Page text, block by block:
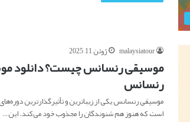
malaysiatour ژوئن 11, 2025
موسیقی رنسانس چیست؟ دانلود
رنسانس
موسیقی رنسانس یکی از زیباترین و تأثیرگذارترین
است که هنوز هم شنوندگان را مجذوب خود می‌کند. این…